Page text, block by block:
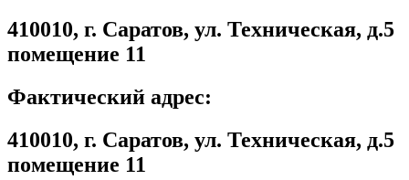
410010, г. Саратов, ул. Техническая, д.5
помещение 11
Фактический адрес:
410010, г. Саратов, ул. Техническая, д.5
помещение 11